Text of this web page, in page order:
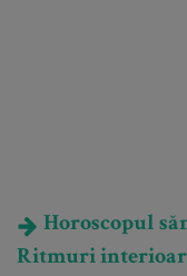
Horoscopul
Ritmuri